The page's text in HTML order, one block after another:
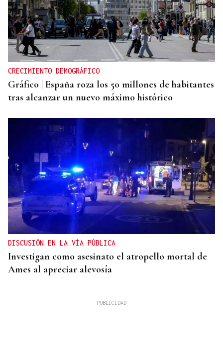
CRECIMIENTO DEMOGRÁFICO
Gráfico | España roza los 50 millones de habitantes
tras alcanzar un nuevo máximo histórico
DISCUSIÓN EN LA VÍA PÚBLICA
Investigan como asesinato el atropello mortal de
Ames al apreciar alevosía